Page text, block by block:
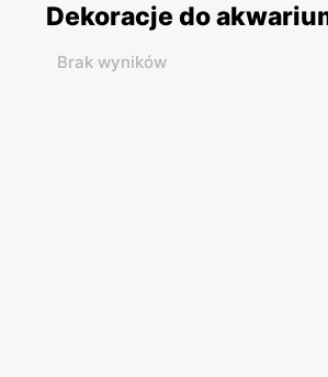
Dekoracje do
Brak wyników